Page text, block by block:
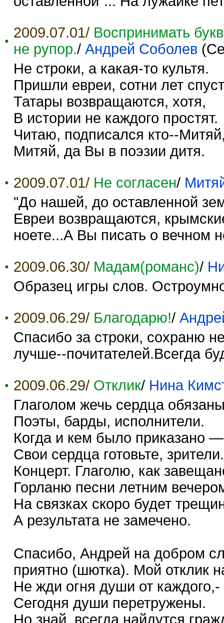
2009.07.01/ Воспринимать
не рупор./ Андрей Соболев
Не строки, а какая-то культя.
Пришли евреи, сотни лет
Татары возвращаются, хотя,
В истории не каждого простят.
Читаю, подписался кто--
Митяй, да Вы в поэзии дитя.
2009.07.01/ Не согласен/
"До нашей, до оставленной
Евреи возвращаются,
ноете...А Вы писать о вечном
2009.06.30/ Мадам(романс)/
Образец игры слов.
2009.06.29/ Благодарю!/
Спасибо за строки, сохраню
лучше--почитателей.Всегда
2009.06.29/ Отклик/ Нина
Глаголом жечь сердца
Поэты, барды, исполнители.
Когда и кем было приказано —
Свои сердца готовьте, зрители.
Концерт. Глаголю, как
Горланю песни летним
На связках скоро будет
А результата не замечено.
Спасибо, Андрей на добром
приятно (шютка). Мой отклик
Не жди огня души от каждого,-
Сегодня души перетружены.
Но знай, всегда найдутся